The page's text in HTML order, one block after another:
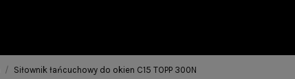
Siłownik łańcuchowy do okien C15 TOPP 300N